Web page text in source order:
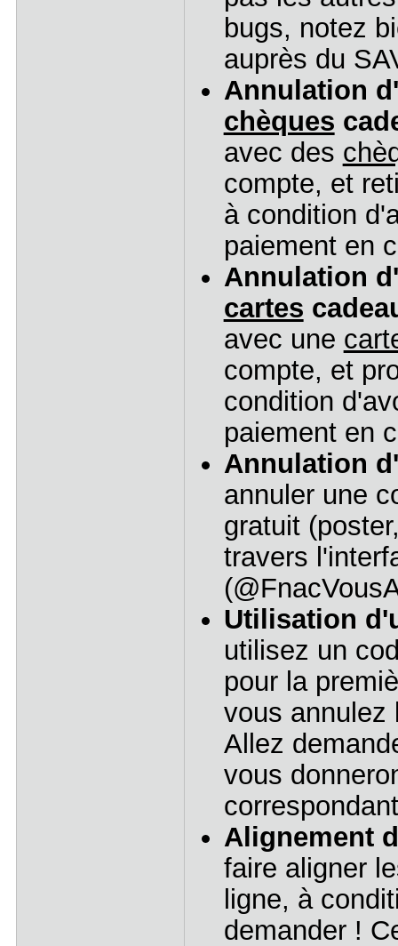
bugs, notez
auprès du
Annulation
chèques
avec des
compte, et
à condition
paiement en
Annulation
cartes
avec une
compte, et
condition
paiement en
Annulation
annuler une
gratuit
travers
Utilisation
utilisez un
pour la
vous annulez
Allez
vous
Alignement
faire aligner
ligne, à
demander !